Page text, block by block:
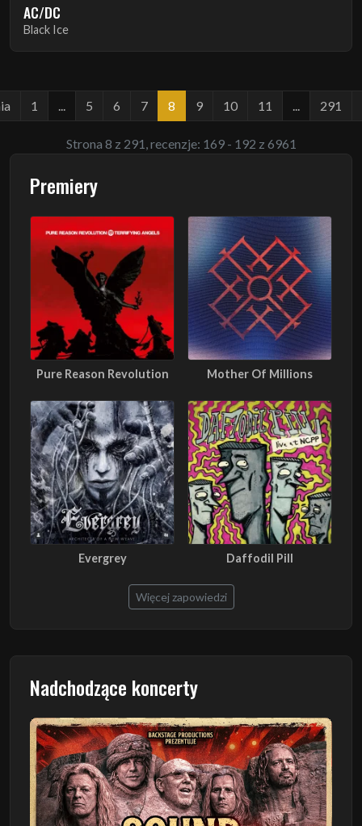
AC/DC
Black Ice
1 5 6 7 8 9 10 11 291
Strona 8 z 291, recenzje: 169 - 192 z 6961
Premiery
Pure Reason Revolution Mother Of Millions
Evergrey Daffodil Pill
Więcej zapowiedzi
Nadchodzące koncerty